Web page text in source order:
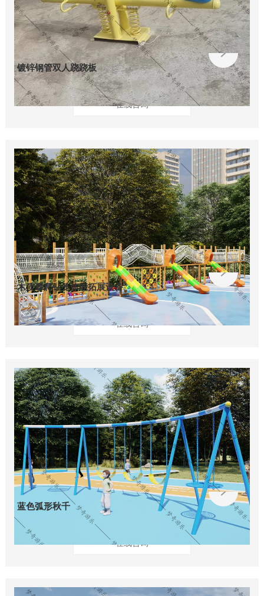
镀锌钢管双人跷跷板
在线咨询
木质攀爬钻笼体能拓展设备
在线咨询
蓝色弧形秋千
在线咨询